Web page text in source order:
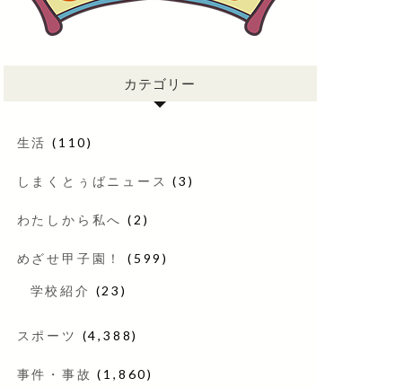
カテゴリー
生活 (110)
しまくとぅばニュース (3)
わたしから私へ (2)
めざせ甲子園！ (599)
学校紹介 (23)
スポーツ (4,388)
事件・事故 (1,860)